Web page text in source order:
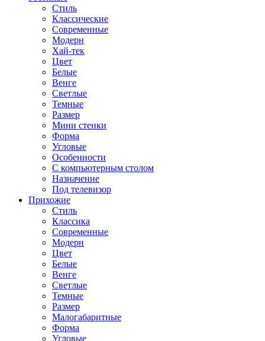
Стиль
Классические
Современные
Модерн
Хай-тек
Цвет
Белые
Венге
Светлые
Темные
Размер
Мини стенки
Форма
Угловые
Особенности
С компьютерным столом
Назначение
Под телевизор
Прихожие
Стиль
Классика
Современные
Модерн
Цвет
Белые
Венге
Светлые
Темные
Размер
Малогабаритные
Форма
Угловые